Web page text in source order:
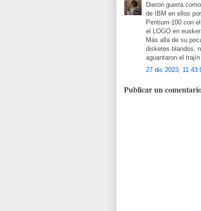
Dieron guerra
de IBM en ellos
Pentium-100 con
el LOGO en
Más allá de su
disketes blandos,
aguantaron el
27 dic 2023,
Publicar un